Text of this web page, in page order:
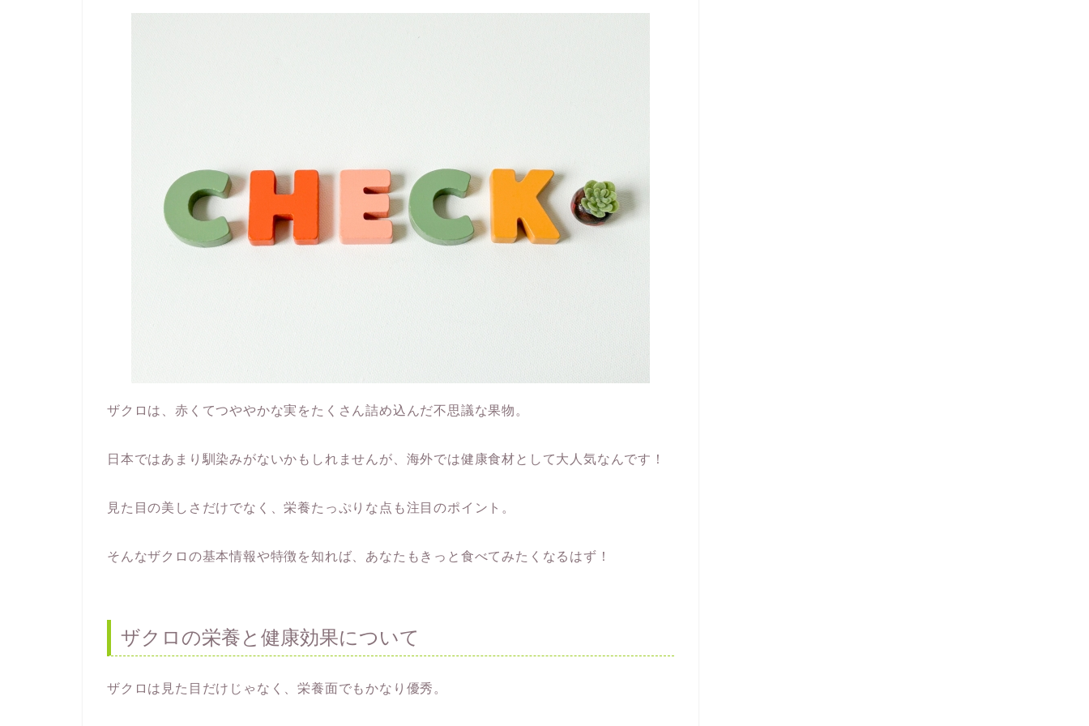
ザクロは、赤くてつややかな実をたくさん詰め込んだ不思議な果物。
日本ではあまり馴染みがないかもしれませんが、海外では健康食材として大人気なんです！
見た目の美しさだけでなく、栄養たっぷりな点も注目のポイント。
そんなザクロの基本情報や特徴を知れば、あなたもきっと食べてみたくなるはず！
ザクロの栄養と健康効果について
ザクロは見た目だけじゃなく、栄養面でもかなり優秀。